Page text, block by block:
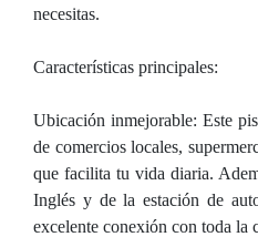
necesitas.
Características principales:
Ubicación inmejorable: Este
de comercios locales,
que facilita tu vida diaria.
Inglés y de la estación de
excelente conexión con toda la